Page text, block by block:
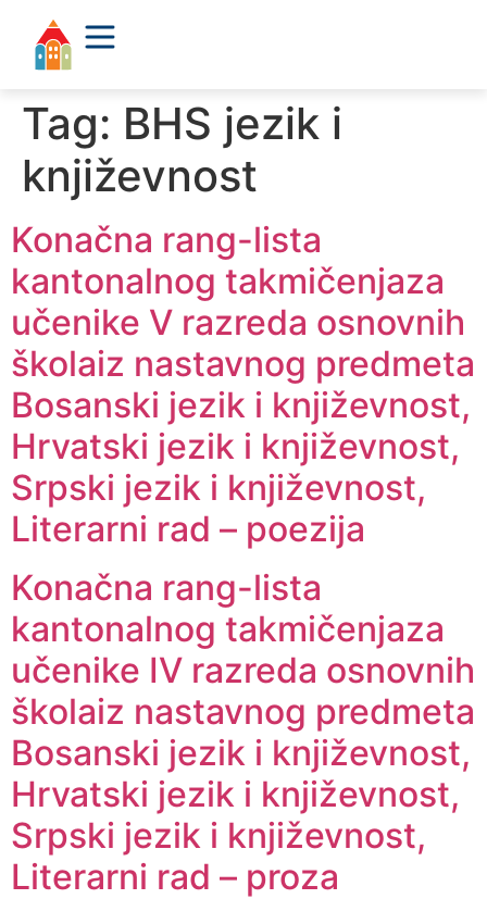
Tag: BHS jezik i
književnost
Konačna rang-lista
kantonalnog takmičenjaza
učenike V razreda osnovnih
školaiz nastavnog predmeta
Bosanski jezik i književnost,
Hrvatski jezik i književnost,
Srpski jezik i književnost,
Literarni rad – poezija
Konačna rang-lista
kantonalnog takmičenjaza
učenike IV razreda osnovnih
školaiz nastavnog predmeta
Bosanski jezik i književnost,
Hrvatski jezik i književnost,
Srpski jezik i književnost,
Literarni rad – proza